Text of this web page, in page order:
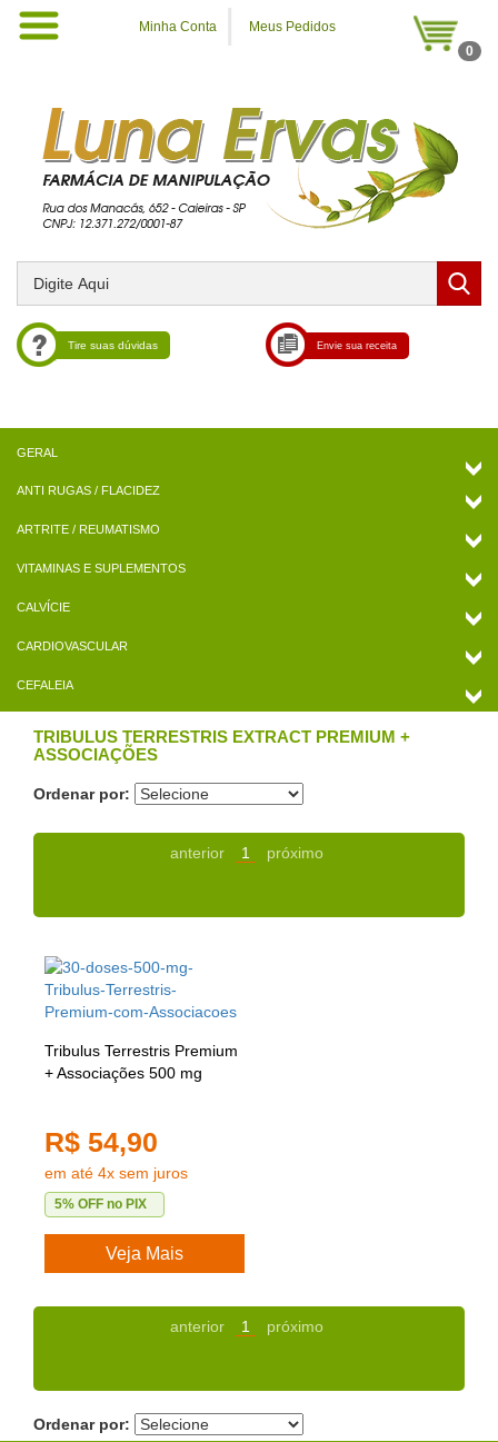
Minha Conta
Meus Pedidos
0
Tire suas dúvidas Envie sua receita
ANTI RUGAS / FLACIDEZ
ARTRITE / REUMATISMO
VITAMINAS E SUPLEMENTOS
CALVÍCIE
CARDIOVASCULAR
CEFALEIA
TRIBULUS TERRESTRIS EXTRACT PREMIUM +
ASSOCIAÇÕES
Ordenar por:
anterior 1 próximo
Tribulus Terrestris Premium
+ Associações 500 mg
R$ 54,90
em até 4x sem juros
5% OFF no PIX
Veja Mais
anterior 1 próximo
Ordenar por: